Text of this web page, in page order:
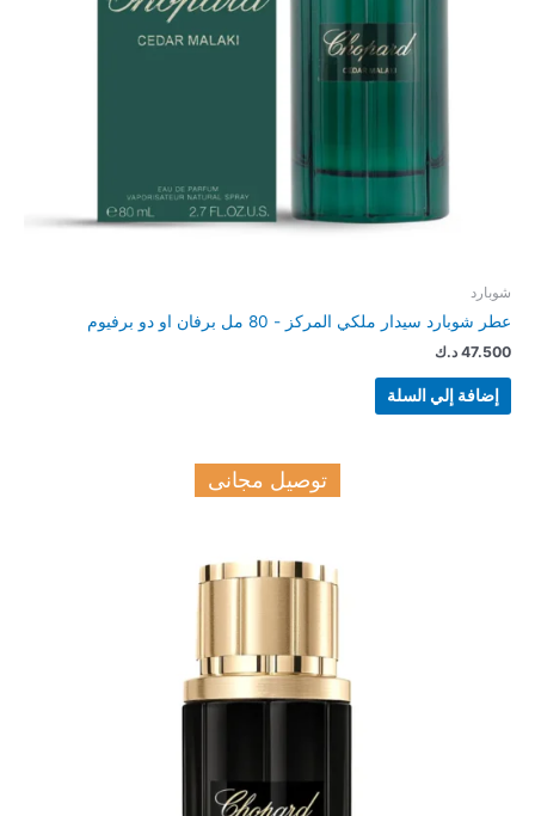
شوبارد
عطر شوبارد سيدار ملكي المركز - 80 مل برفان او دو برفيوم
47.500 د.ك
إضافة إلي السلة
توصيل مجانى